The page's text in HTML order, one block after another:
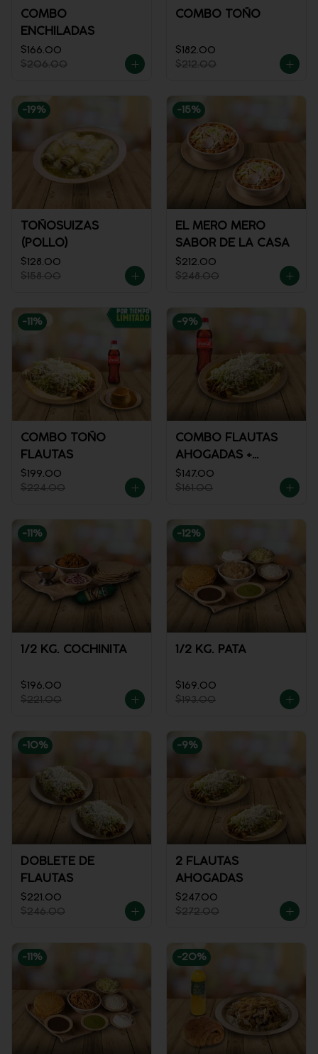
COMBO
ENCHILADAS
$166.00
$206.00
COMBO TOÑO
$182.00
$212.00
-19%
TOÑOSUIZAS
(POLLO)
$128.00
$158.00
-15%
EL MERO MERO
SABOR DE LA CASA
$212.00
$248.00
-11 %
COMBO TOÑO
FLAUTAS
$199.00
$224.00
-9%
COMBO FLAUTAS
AHOGADAS +
REFRESCO
$147.00
$161.00
-11 %
1/2 KG. COCHINITA
$196.00
$221.00
-12%
1/2 KG. PATA
$169.00
$193.00
-10%
DOBLETE DE
FLAUTAS
$221.00
$246.00
-9%
2 FLAUTAS
AHOGADAS
$247.00
$272.00
-11 % -20%